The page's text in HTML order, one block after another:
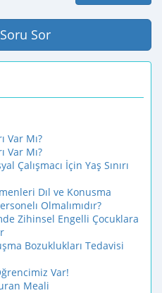
Sor
Var Mı?
Var Mı?
Çalışmacı İçin Yaş Sınırı
Dıl ve Konusma
Olmalımıdır?
Zihinsel Engelli Çocuklara
Bozuklukları Tedavisi
Var!
Meali